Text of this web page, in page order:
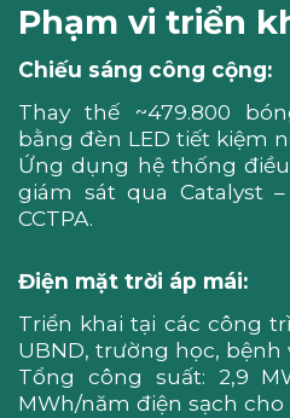
Phạm vi triển
Chiếu sáng công cộng:
Thay thế ~479.800
bằng đèn LED tiết kiệm
Ứng dụng hệ thống
giám sát qua Catalyst
CCTPA.
Điện mặt trời áp mái:
Triển khai tại các công
UBND, trường học, bệnh
Tổng công suất: 2,9
MWh/năm điện sạch